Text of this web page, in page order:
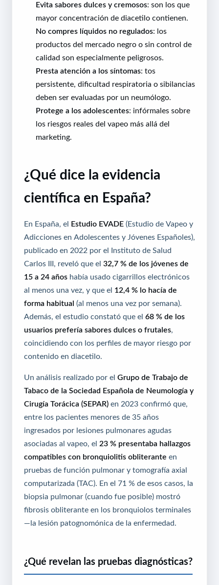
Evita sabores dulces y cremosos: son los que
mayor concentración de diacetilo contienen.
No compres líquidos no regulados: los
productos del mercado negro o sin control de
calidad son especialmente peligrosos.
Presta atención a los síntomas: tos
persistente, dificultad respiratoria o sibilancias
deben ser evaluadas por un neumólogo.
Protege a los adolescentes: infórmales sobre
los riesgos reales del vapeo más allá del
marketing.
¿Qué dice la evidencia
científica en España?
En España, el Estudio EVADE (Estudio de Vapeo y
Adicciones en Adolescentes y Jóvenes Españoles),
publicado en 2022 por el Instituto de Salud
Carlos III, reveló que el 32,7 % de los jóvenes de
15 a 24 años había usado cigarrillos electrónicos
al menos una vez, y que el 12,4 % lo hacía de
forma habitual (al menos una vez por semana).
Además, el estudio constató que el 68 % de los
usuarios prefería sabores dulces o frutales
coincidiendo con los perfiles de mayor riesgo por
contenido en diacetilo.
Un análisis realizado por el Grupo de Trabajo de
Tabaco de la Sociedad Española de Neumología y
Cirugía Torácica (SEPAR) en 2023 confirmó que,
entre los pacientes menores de 35 años
ingresados por lesiones pulmonares agudas
asociadas al vapeo, el 23 % presentaba hallazgos
compatibles con bronquiolitis obliterante en
pruebas de función pulmonar y tomografía axial
computarizada (TAC). En el 71 % de esos casos, la
biopsia pulmonar (cuando fue posible) mostró
fibrosis obliterante en los bronquiolos terminales
—la lesión patognomónica de la enfermedad.
¿Qué revelan las pruebas diagnósticas?